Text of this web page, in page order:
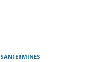
SANFERMINES